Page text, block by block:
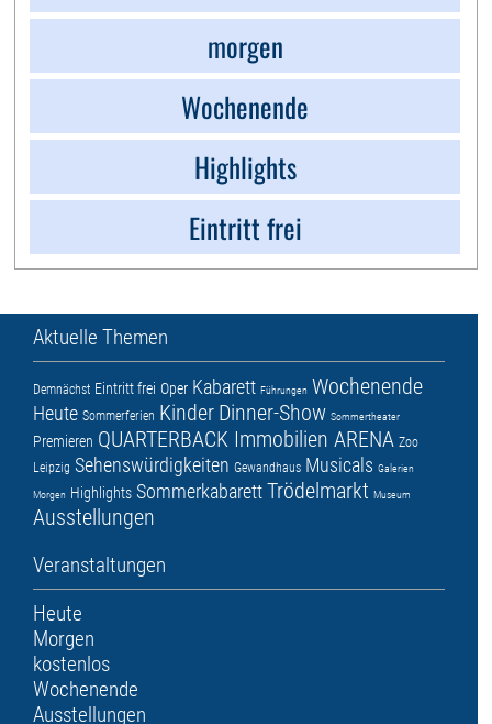
morgen
Wochenende
Highlights
Eintritt frei
Aktuelle Themen
Demnächst Eintritt frei Oper Kabarett Führungen Wochenende
Heute Sommerferien Kinder Dinner-Show Sommertheater
Premieren QUARTERBACK Immobilien ARENA Zoo
Leipzig Sehenswürdigkeiten Gewandhaus Musicals Galerien
Morgen Highlights SommerkabarettTrödelmarkt Museum
Ausstellungen
Veranstaltungen
Heute
Morgen
kostenlos
Wochenende
Ausstellungen